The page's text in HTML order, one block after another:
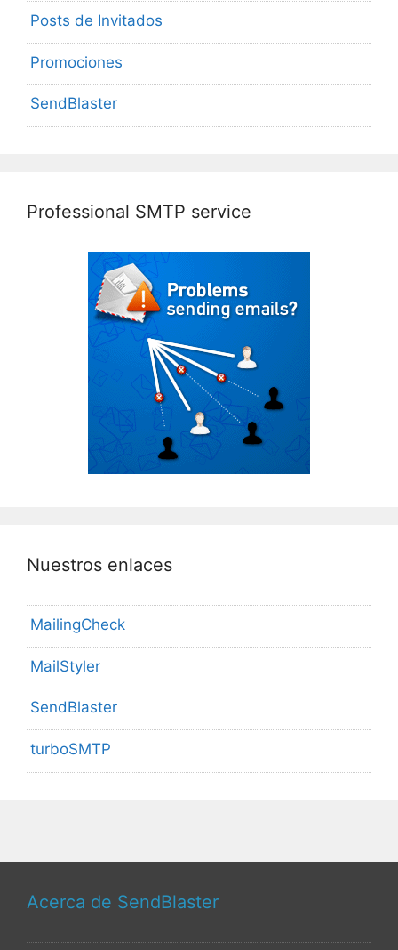
Posts de Invitados
Promociones
SendBlaster
Professional SMTP service
Nuestros enlaces
MailingCheck
MailStyler
SendBlaster
turboSMTP
Acerca de SendBlaster